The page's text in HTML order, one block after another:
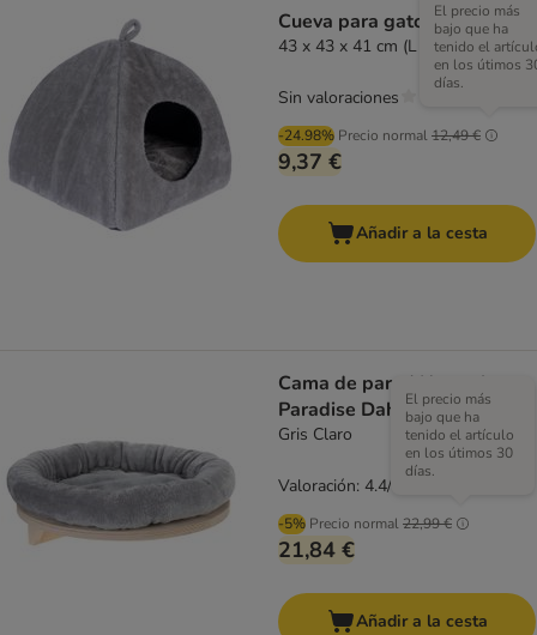
Cueva para gatos Basics
43 x 43 x 41 cm (L x An x Al)
-24.98% Precio normal12,49 €
El precio más
bajo que ha
tenido el
en los útimos
días.
9,37 €
Sin valoraciones
Añadir a la cesta
Cama de pared Natural
Paradise Dahlia para gatos
Gris Claro
-5% Precio normal22,99 €
El precio más
bajo que ha
tenido el artículo
en los útimos 30
días.
21,84 €
Valoración: 4.4/5
Añadir a la cesta